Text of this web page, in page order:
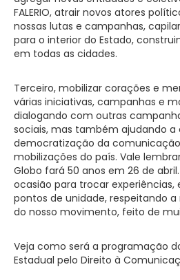
FALERIO, atrair novos atores
nossas lutas e campanhas,
para o interior do Estado,
em todas as cidades.
Terceiro, mobilizar corações e
várias iniciativas, campanhas e
dialogando com outras
sociais, mas também ajudando
democratização da
mobilizações do país. Vale
Globo fará 50 anos em 26 de
ocasião para trocar experiências,
pontos de unidade, respeitando a
do nosso movimento, feito de
Veja como será a programação
Estadual pelo Direito à